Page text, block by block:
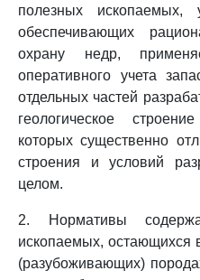
полезных ископаемых,
обеспечивающих
охрану недр,
оперативного учета
отдельных частей
геологическое
которых существенно
строения и условий
целом.
2. Нормативы
ископаемых,
(разубоживающих)